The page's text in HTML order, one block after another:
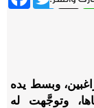
وبسط يده
وتوجَّهت له